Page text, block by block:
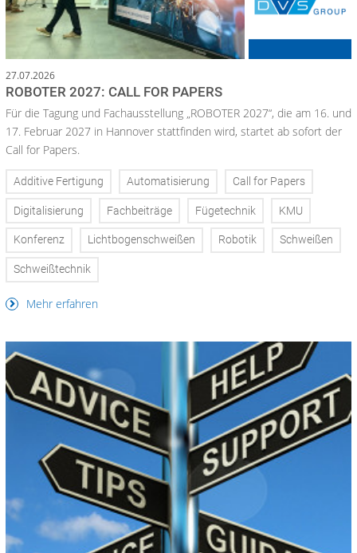
27.07.2026
ROBOTER 2027: CALL FOR PAPERS
Für die Tagung und Fachausstellung „ROBOTER 2027“, die am 16. und
17. Februar 2027 in Hannover stattfinden wird, startet ab sofort der
Call for Papers.
Additive Fertigung Automatisierung Call for Papers
Digitalisierung Fachbeiträge Fügetechnik KMU
Konferenz Lichtbogenschweißen Robotik Schweißen
Schweißtechnik
Mehr erfahren